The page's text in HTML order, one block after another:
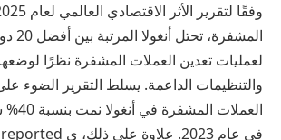
لعمليات تعدين العملات المشفرة نظرًا لوضعها
والتنظيمات الداعمة. يسلط التقرير الضوء